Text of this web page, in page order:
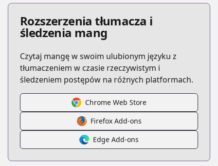
Rozszerzenia tłumacza i
śledzenia mang
Czytaj mangę w swoim ulubionym języku z
tłumaczeniem w czasie rzeczywistym i
śledzeniem postępów na różnych platformach.
Chrome Web Store
Firefox Add-ons
Edge Add-ons